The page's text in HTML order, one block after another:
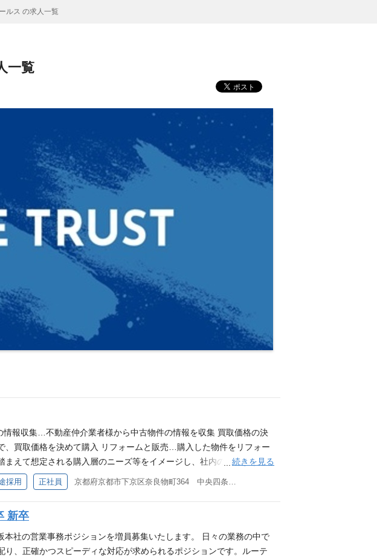
ルス の求人一覧
一覧
情報収集…不動産仲介業者様から中古物件の情報を収集 買取価格の決
、買取価格を決めて購入 リフォームと販売…購入した物件をリフォー
まえて想定される購入層のニーズ等をイメージし、社内の工事担当者
物件にベストなリフォームを施します。完工後は不動産仲介業者様を
で販売するケースがあります。 ■ ディベロップメント事業 マンション
等)の収集・調査・分析 情報ソース(不動産業者、金融機関、地権者等)
交渉、契約締結 企画設計チームへの情報伝達、事業計画策定 市場調
リフォーム事業はグループ会社「センス・マネジメント」の配属 Miss
～ センス・トラストは、2019年大阪にて、 「不動産を通じて日本を
続きを見る
採用 正社員
新卒
本社の営業事務ポジションを増員募集いたします。 日々の業務の中で
り、正確かつスピーディな対応が求められるポジションです。ルーテ